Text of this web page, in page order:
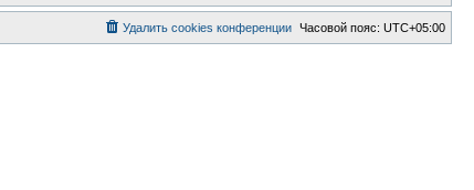
Часовой пояс: UTC+05:00
Удалить cookies конференции